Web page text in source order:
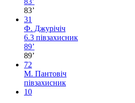
83’
31
Ф. Джурічіч
6.3 півзахисник
89’
89’
72
М. Пантовіч
півзахисник
10